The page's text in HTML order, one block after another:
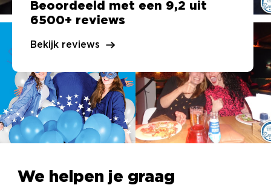
Beoordeeld met een 9,2 uit
6500+ reviews
Bekijk reviews
We helpen je graag